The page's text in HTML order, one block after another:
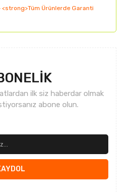
ilk siz haberdar olmak
abone olun.